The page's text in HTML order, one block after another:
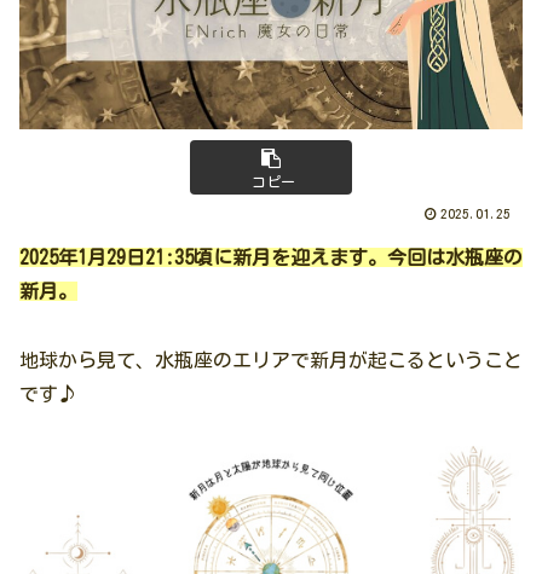
コピー
2025.01.25
2025年1月29日21:35頃に新月を迎えます。今回は水瓶座の
新月。
地球から見て、水瓶座のエリアで新月が起こるということ
です♪